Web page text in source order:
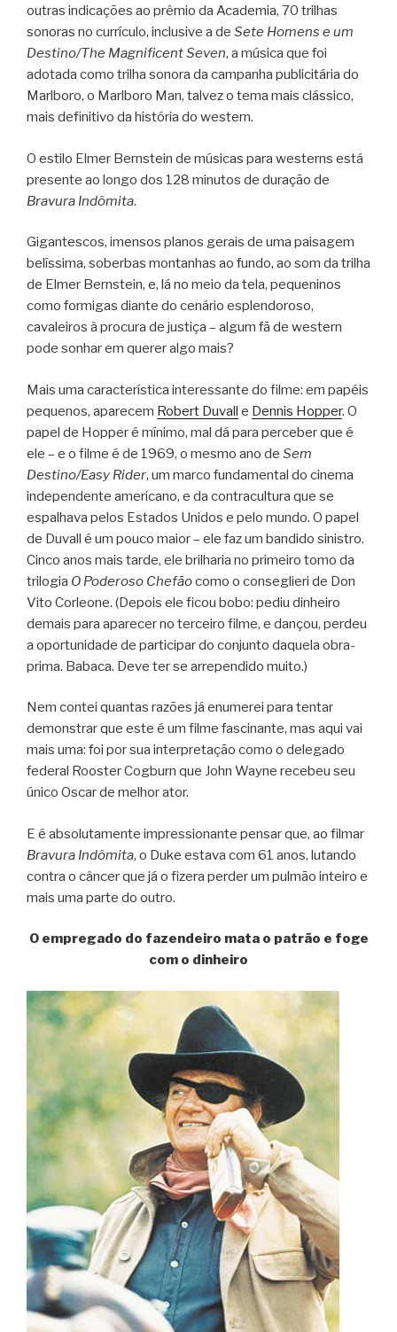
outras indicações ao prêmio da Academia, 70 trilhas
sonoras no currículo, inclusive a de Sete Homens e um
Destino/The Magnificent Seven, a música que foi
adotada como trilha sonora da campanha publicitária do
Marlboro, o Marlboro Man, talvez o tema mais clássico,
mais definitivo da história do western.
O estilo Elmer Bernstein de músicas para westerns está
presente ao longo dos 128 minutos de duração de
Bravura Indômita.
Gigantescos, imensos planos gerais de uma paisagem
belíssima, soberbas montanhas ao fundo, ao som da trilha
de Elmer Bernstein, e, lá no meio da tela, pequeninos
como formigas diante do cenário esplendoroso,
cavaleiros à procura de justiça – algum fã de western
pode sonhar em querer algo mais?
Mais uma característica interessante do filme: em papéis
pequenos, aparecem Robert Duvall e Dennis Hopper. O
papel de Hopper é mínimo, mal dá para perceber que é
ele – e o filme é de 1969, o mesmo ano de Sem
Destino/Easy Rider, um marco fundamental do cinema
independente americano, e da contracultura que se
espalhava pelos Estados Unidos e pelo mundo. O papel
de Duvall é um pouco maior – ele faz um bandido sinistro.
Cinco anos mais tarde, ele brilharia no primeiro tomo da
trilogia O Poderoso Chefãocomo o conseglieri de Don
Vito Corleone. (Depois ele ficou bobo: pediu dinheiro
demais para aparecer no terceiro filme, e dançou, perdeu
a oportunidade de participar do conjunto daquela obra-
prima. Babaca. Deve ter se arrependido muito.)
Nem contei quantas razões já enumerei para tentar
demonstrar que este é um filme fascinante, mas aqui vai
mais uma: foi por sua interpretação como o delegado
federal Rooster Cogburn que John Wayne recebeu seu
único Oscar de melhor ator.
E é absolutamente impressionante pensar que, ao filmar
Bravura Indômita, o Duke estava com 61 anos, lutando
contra o câncer que já o fizera perder um pulmão inteiro e
mais uma parte do outro.
O empregado do fazendeiro mata o patrão e foge
com o dinheiro